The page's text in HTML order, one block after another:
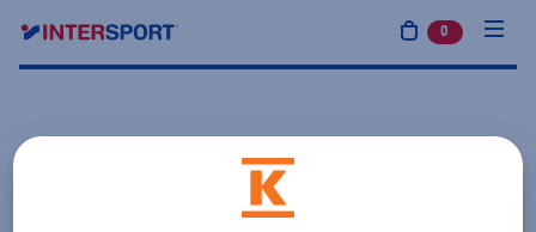
0 tuotetta